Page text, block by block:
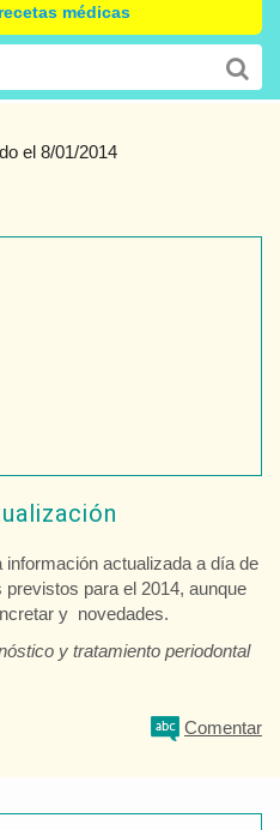
médicas
el 8/01/2014
actualizada a día de
para el 2014, aunque
y novedades.
y tratamiento periodontal
Comentar